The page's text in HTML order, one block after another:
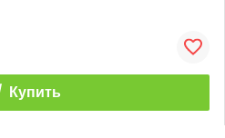
Купить